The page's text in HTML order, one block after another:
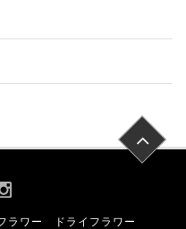
ラワー ドライフラワー